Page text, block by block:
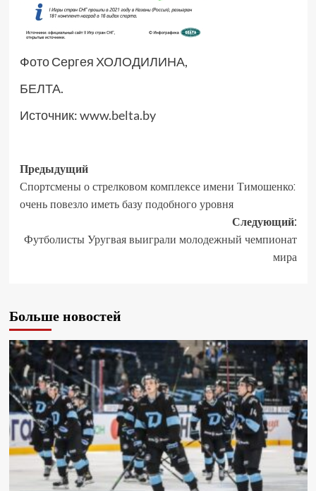
Фото Сергея ХОЛОДИЛИНА,
БЕЛТА.
Источник:www.belta.by
Предыдущий
Спортсмены о стрелковом комплексе имени Тимошенко:
очень повезло иметь базу подобного уровня
Следующий:
Футболисты Уругвая выиграли молодежный чемпионат
мира
Больше новостей